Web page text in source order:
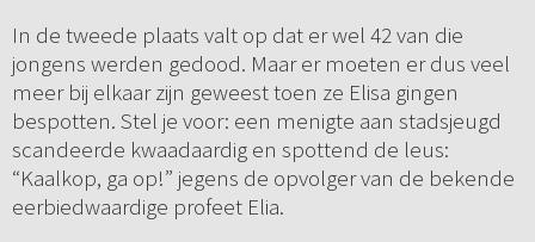
In de tweede plaats valt op dat er wel 42 van die
jongens werden gedood. Maar er moeten er dus veel
meer bij elkaar zijn geweest toen ze Elisa gingen
bespotten. Stel je voor: een menigte aan stadsjeugd
scandeerde kwaadaardig en spottend de leus:
“Kaalkop, ga op!” jegens de opvolger van de bekende
eerbiedwaardige profeet Elia.